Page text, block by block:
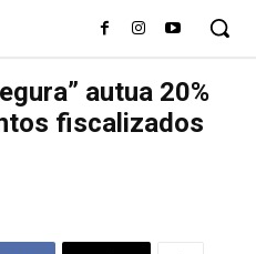
autua 20%
fiscalizados